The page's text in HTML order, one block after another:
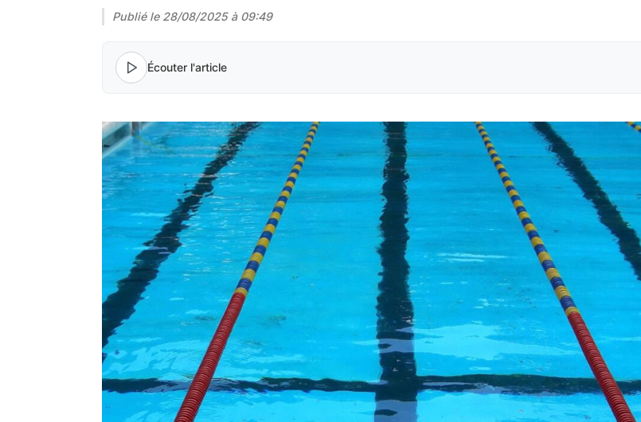
Publié le 28/08/2025 à 09:49
Écouter l'article